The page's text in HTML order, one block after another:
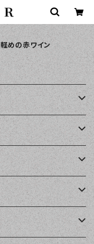
軽めの赤ワイン